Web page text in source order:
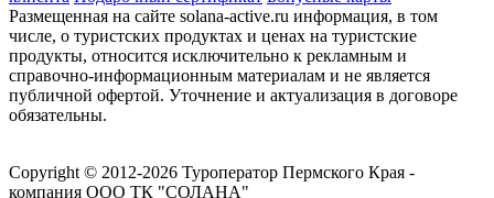
Размещенная на сайте solana-active.ru информация, в том
числе, о туристских продуктах и ценах на туристские
продукты, относится исключительно к рекламным и
справочно-информационным материалам и не является
публичной офертой. Уточнение и актуализация в договоре
обязательны.
Copyright © 2012-2026 Туроператор Пермского Края -
компания ООО ТК "СОЛАНА"